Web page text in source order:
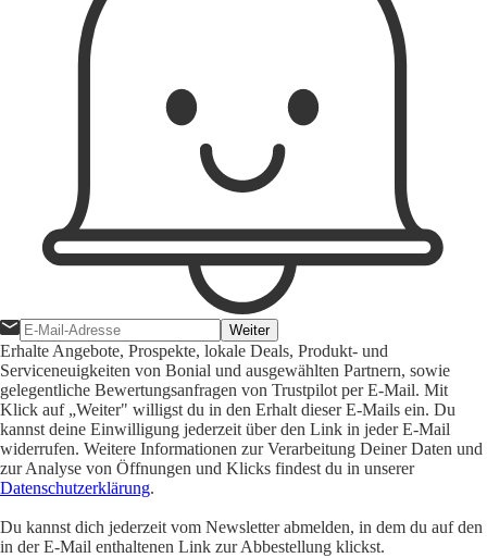
Weiter
Erhalte Angebote, Prospekte, lokale Deals, Produkt- und
Serviceneuigkeiten von Bonial und ausgewählten Partnern, sowie
gelegentliche Bewertungsanfragen von Trustpilot per E-Mail. Mit
Klick auf „Weiter" willigst du in den Erhalt dieser E-Mails ein. Du
kannst deine Einwilligung jederzeit über den Link in jeder E-Mail
widerrufen. Weitere Informationen zur Verarbeitung Deiner Daten und
zur Analyse von Öffnungen und Klicks findest du in unserer
Datenschutzerklärung.
Du kannst dich jederzeit vom Newsletter abmelden, in dem du auf den
in der E-Mail enthaltenen Link zur Abbestellung klickst.